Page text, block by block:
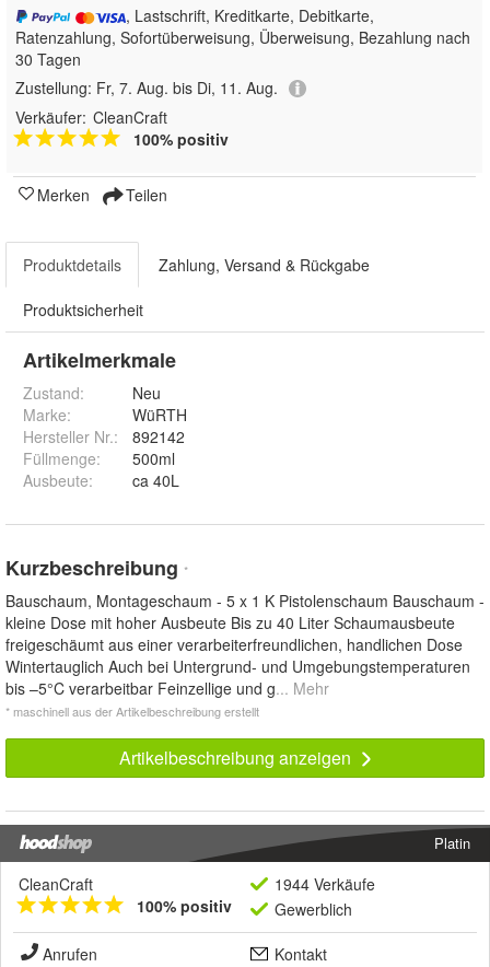
, Lastschrift, Kreditkarte, Debitkarte,
Ratenzahlung, Sofortüberweisung, Überweisung, Bezahlung nach
30 Tagen
Zustellung: Fr, 7. Aug. bis Di, 11. Aug.
Verkäufer: CleanCraft
100% positiv
Merken Teilen
Produktdetails Zahlung, Versand & Rückgabe
Produktsicherheit
Artikelmerkmale
Zustand:
Neu
Marke:
WüRTH
Hersteller Nr.:
892142
Füllmenge:
500ml
Ausbeute: ca 40L
Kurzbeschreibung *
Bauschaum, Montageschaum - 5 x 1 K Pistolenschaum Bauschaum -
kleine Dose mit hoher Ausbeute Bis zu 40 Liter Schaumausbeute
freigeschäumt aus einer verarbeiterfreundlichen, handlichen Dose
Wintertauglich Auch bei Untergrund- und Umgebungstemperaturen
bis –5°C verarbeitbar Feinzellige und g... Mehr
* maschinell aus der Artikelbeschreibung erstellt
Artikelbeschreibung anzeigen
Platin
CleanCraft
100% positiv
1944 Verkäufe
Gewerblich
Anrufen
Kontakt